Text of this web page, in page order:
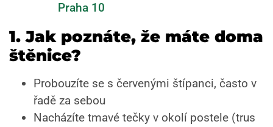
Praha 10
1. Jak poznáte, že máte doma
štěnice?
Probouzíte se s červenými štípanci, často v
řadě za sebou
Nacházíte tmavé tečky v okolí postele (trus